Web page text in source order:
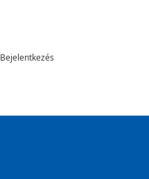
Bejelentkezés